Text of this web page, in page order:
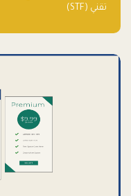
تقني (STF)